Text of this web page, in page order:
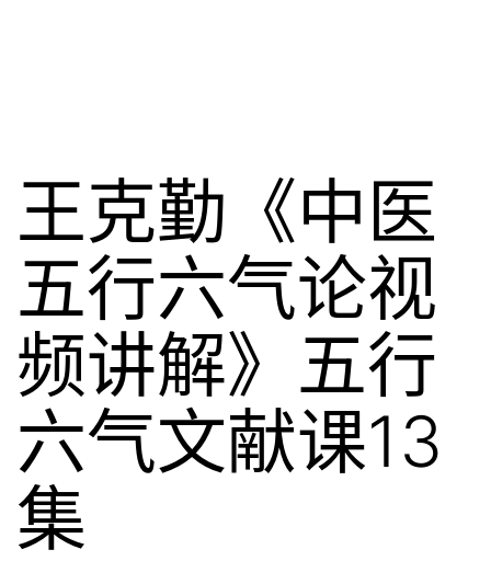
王克勤《中医
五行六气论视
频讲解》五行
六气文献课13
集